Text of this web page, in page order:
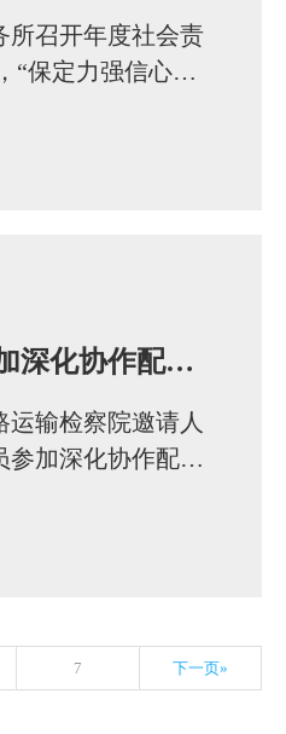
所召开年度社会责
“保定力强信心，
社会责任报告会暨
刘茂通应邀参加深化协作配合保障铁路外部环境安全座谈会
输检察院邀请人
参加深化协作配合
书记、检察长王旭
7 下一页»